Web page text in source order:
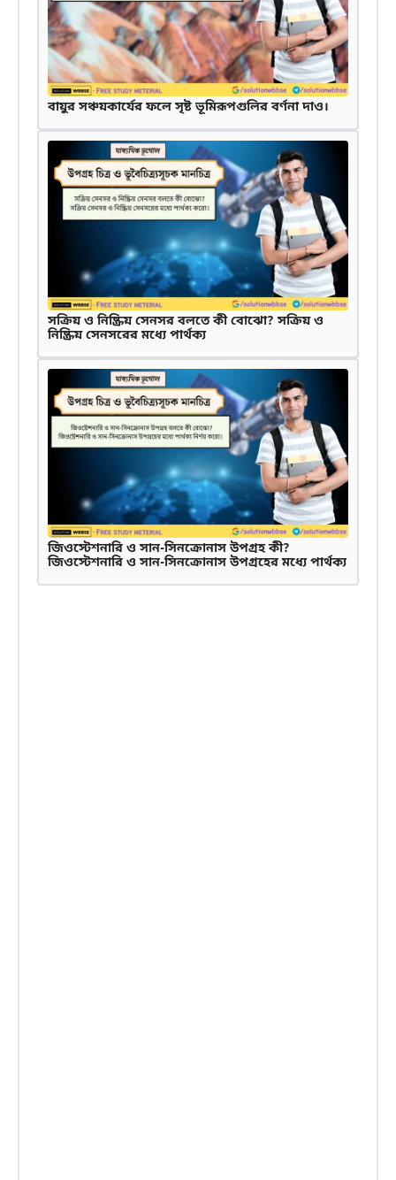
বায়ুর সঞ্চয়কার্যের ফলে সৃষ্ট ভূমিরূপগুলির বর্ণনা দাও।
সক্রিয় ও নিষ্ক্রিয় সেনসর বলতে কী বোঝো? সক্রিয় ও
নিষ্ক্রিয় সেনসরের মধ্যে পার্থক্য
জিওস্টেশনারি ও সান-সিনক্রোনাস উপগ্রহ কী?
জিওস্টেশনারি ও সান-সিনক্রোনাস উপগ্রহের মধ্যে পার্থক্য